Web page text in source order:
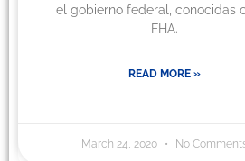
el gobierno federal, conocidas
FHA.
READ MORE »
March 24, 2020 No